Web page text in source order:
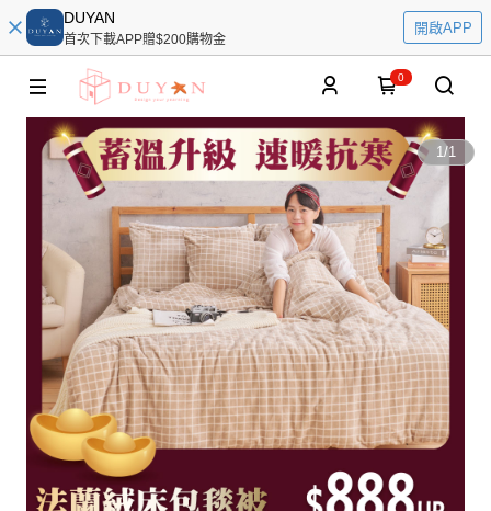
DUYAN
首次下載APP贈$200購物金
開啟APP
0
1/1